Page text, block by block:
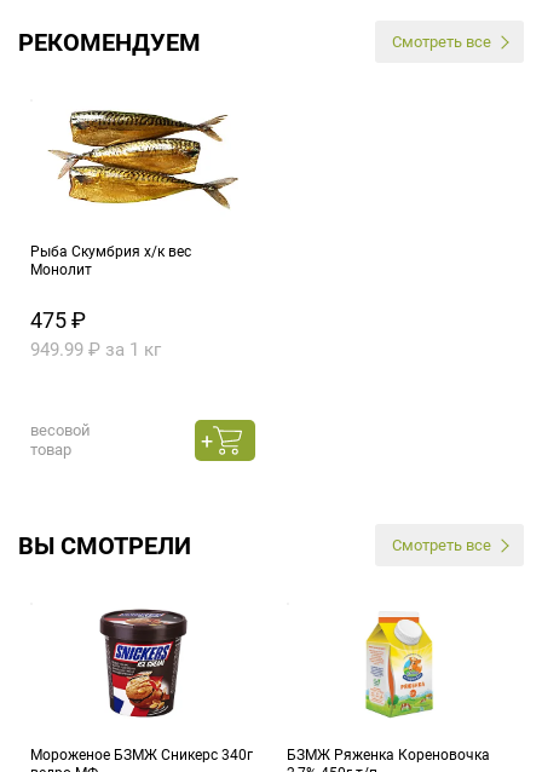
РЕКОМЕНДУЕМ Смотреть все
Рыба Скумбрия х/к вес
Монолит
475 ₽
949.99 ₽ за 1 кг
весовой
товар
ВЫ СМОТРЕЛИ Смотреть все
Мороженое БЗМЖ Сникерс 340г
БЗМЖ Ряженка Кореновочка